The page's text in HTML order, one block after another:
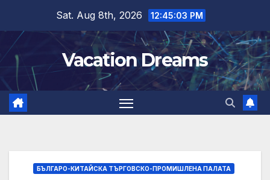
content
Sat. Aug 8th, 2026 12:45:03 PM
Vacation Dreams
БЪЛГАРО-КИТАЙСКА ТЪРГОВСКО-ПРОМИШЛЕНА ПАЛАТА